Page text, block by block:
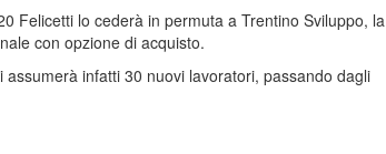
Felicetti lo cederà in permuta a Trentino Sviluppo, la
con opzione di acquisto.
infatti 30 nuovi lavoratori, passando dagli